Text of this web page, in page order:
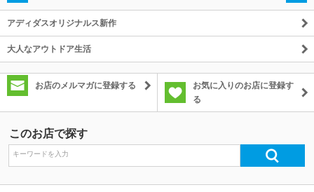
アディダスオリジナルス新作
大人なアウトドア生活
お店のメルマガに登録する
お気に入りのお店に登録す
る
このお店で探す